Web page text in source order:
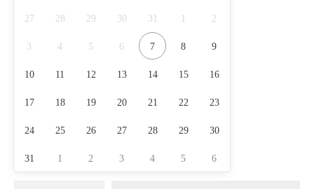
27 28 29 30 31 2
3 4 5 6 7 8 9
10 11 12 13 14 15 16
17 18 19 20 21 22 23
24 25 26 27 28 29 30
31 1 2 3 4 5 6